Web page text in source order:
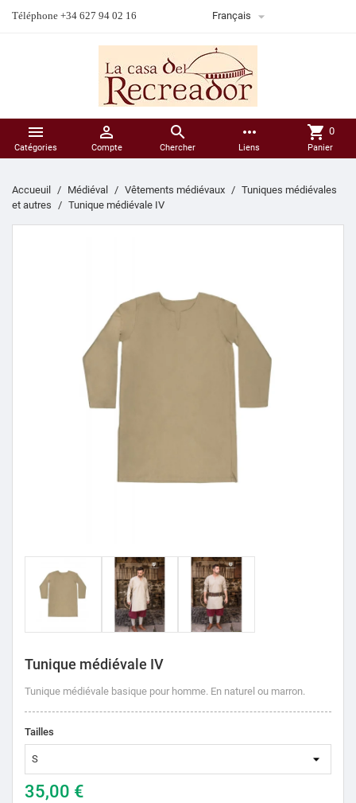
Téléphone +34 627 94 02 16 Français 

Catégories

Compte

Chercher
more_horiz
Liens
shopping_cart 0
Panier
Accueuil Médiéval Vêtements médiévaux
Tuniques médiévales
et autres
Tunique médiévale IV
Tunique médiévale IV
Tunique médiévale basique pour homme. En naturel ou marron.
Tailles
35,00 €